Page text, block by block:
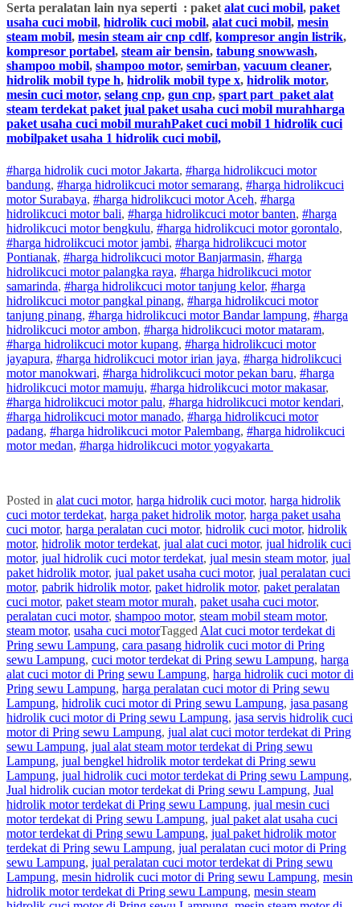
Serta peralatan lain nya seperti : paket alat cuci mobil, paket
usaha cuci mobil, hidrolik cuci mobil, alat cuci mobil, mesin
steam mobil, mesin steam air cnp cdlf, kompresor angin listrik,
kompresor portabel, steam air bensin, tabung snowwash,
shampoo mobil, shampoo motor, semirban, vacuum cleaner,
hidrolik mobil type h, hidrolik mobil type x, hidrolik motor,
mesin cuci motor, selang cnp, gun cnp, spart part paket alat
steam terdekat paket jual paket usaha cuci mobil murahharga
paket usaha cuci mobil murahPaket cuci mobil 1 hidrolik cuci
mobilpaket usaha 1 hidrolik cuci mobil,
#harga hidrolik cuci motor Jakarta, #harga hidrolikcuci motor
bandung, #harga hidrolikcuci motorsemarang, #harga hidrolikcuci
motorSurabaya, #harga hidrolikcuci motorAceh, #harga
hidrolikcuci motorbali, #harga hidrolikcuci motorbanten, #harga
hidrolikcuci motorbengkulu, #harga hidrolikcuci motorgorontalo,
#harga hidrolikcuci motorjambi, #harga hidrolikcuci motor
Pontianak, #harga hidrolikcuci motorBanjarmasin, #harga
hidrolikcuci motorpalangka raya, #harga hidrolikcuci motor
samarinda, #harga hidrolikcuci motortanjung kelor, #harga
hidrolikcuci motorpangkal pinang, #harga hidrolikcuci motor
tanjung pinang, #harga hidrolikcuci motorBandar lampung, #harga
hidrolikcuci motorambon, #harga hidrolikcuci motormataram,
#harga hidrolikcuci motorkupang, #harga hidrolikcuci motor
jayapura, #harga hidrolikcuci motoririan jaya, #harga hidrolikcuci
motormanokwari, #harga hidrolikcuci motorpekan baru, #harga
hidrolikcuci motormamuju, #harga hidrolikcuci motormakasar,
#harga hidrolikcuci motorpalu, #harga hidrolikcuci motorkendari,
#harga hidrolikcuci motormanado, #harga hidrolikcuci motor
padang, #harga hidrolikcuci motorPalembang, #harga hidrolikcuci
motormedan, #harga hidrolikcuci motoryogyakarta
Posted in alat cuci motor, harga hidrolik cuci motor, harga hidrolik
cuci motor terdekat, harga paket hidrolik motor, harga paket usaha
cuci motor, harga peralatan cuci motor, hidrolik cuci motor, hidrolik
motor, hidrolik motor terdekat, jual alat cuci motor, jual hidrolik cuci
motor, jual hidrolik cuci motor terdekat, jual mesin steam motor, jual
paket hidrolik motor, jual paket usaha cuci motor, jual peralatan cuci
motor, pabrik hidrolik motor, paket hidrolik motor, paket peralatan
cuci motor, paket steam motor murah, paket usaha cuci motor,
peralatan cuci motor, shampoo motor, steam mobil steam motor,
steam motor, usaha cuci motorTagged Alat cuci motor terdekat di
Pring sewu Lampung, cara pasang hidrolik cuci motor di Pring
sewu Lampung, cuci motor terdekat di Pring sewu Lampung, harga
alat cuci motor di Pring sewu Lampung, harga hidrolik cuci motor di
Pring sewu Lampung, harga peralatan cuci motor di Pring sewu
Lampung, hidrolik cuci motor di Pring sewu Lampung, jasa pasang
hidrolik cuci motor di Pring sewu Lampung, jasa servis hidrolik cuci
motor di Pring sewu Lampung, jual alat cuci motor terdekat di Pring
sewu Lampung, jual alat steam motor terdekat di Pring sewu
Lampung, jual bengkel hidrolik motor terdekat di Pring sewu
Lampung, jual hidrolik cuci motor terdekat di Pring sewu Lampung,
Jual hidrolik cucian motor terdekat di Pring sewu Lampung, Jual
hidrolik motor terdekat di Pring sewu Lampung, jual mesin cuci
motor terdekat di Pring sewu Lampung, jual paket alat usaha cuci
motor terdekat di Pring sewu Lampung, jual paket hidrolik motor
terdekat di Pring sewu Lampung, jual peralatan cuci motor di Pring
sewu Lampung, jual peralatan cuci motor terdekat di Pring sewu
Lampung, mesin hidrolik cuci motor di Pring sewu Lampung, mesin
hidrolik motor terdekat di Pring sewu Lampung, mesin steam